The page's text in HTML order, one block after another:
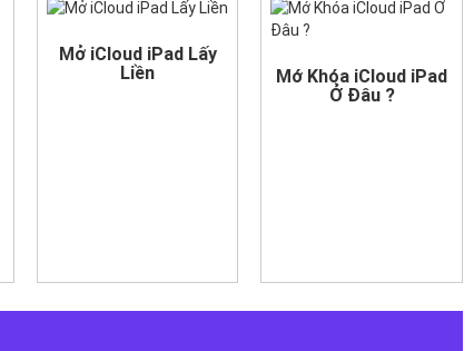
Mở iCloud iPad Lấy
Liền
Mớ Khóa iCloud iPad
Ở Đâu ?